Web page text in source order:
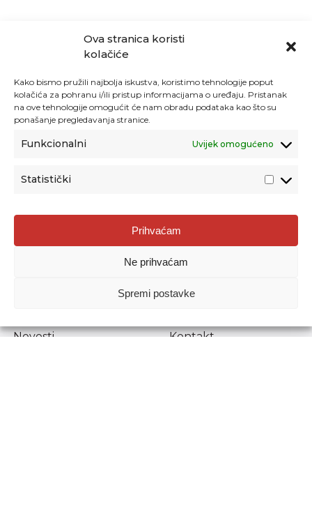
Ova stranica koristi
kolačiće
Kako bismo pružili najbolja iskustva, koristimo tehnologije poput
kolačića za pohranu i/ili pristup informacijama o uređaju. Pristanak
na ove tehnologije omogućit će nam obradu podataka kao što su
ponašanje pregledavanja stranice.
Funkcionalni Uvijek omogućeno
Statistički
Prihvaćam
Ne prihvaćam
Spremi postavke
Agencija za odgoj i obrazovanje
Donje Svetice 38, 10000 Zagreb
1778129
Prenošenje sadržaja dopušteno je uz navođenje izvora.
Novosti
Kontakt